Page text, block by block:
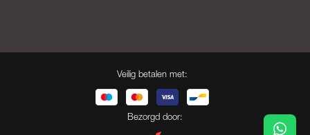
Veilig betalen met:
Bezorgd door: